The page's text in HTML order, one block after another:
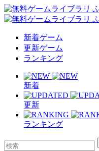
新着ゲーム
更新ゲーム
ランキング
新着
更新
ランキング